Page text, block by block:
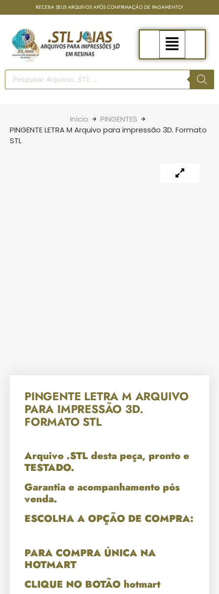
RECEBA SEUS ARQUIVOS APÓS CONFIRMAÇÃO DE PAGAMENTO!
Início
PINGENTES
PINGENTE LETRA M Arquivo para impressão 3D. Formato
STL
PINGENTE LETRA M ARQUIVO
PARA IMPRESSÃO 3D.
FORMATO STL
Arquivo .STL desta peça, pronto e
TESTADO.
Garantia e acompanhamento pós
venda.
ESCOLHA A OPÇÃO DE COMPRA:
PARA COMPRA ÚNICA NA
HOTMART
CLIQUE NO BOTÃO hotmart